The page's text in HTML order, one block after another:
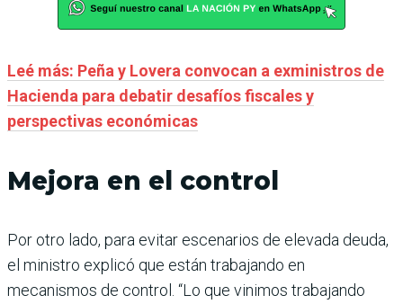
Leé más: Peña y Lovera convocan a exministros de
Hacienda para debatir desafíos fiscales y
perspectivas económicas
Mejora en el control
Por otro lado, para evitar escenarios de elevada deuda,
el ministro explicó que están trabajando en
mecanismos de control. “Lo que vinimos trabajando